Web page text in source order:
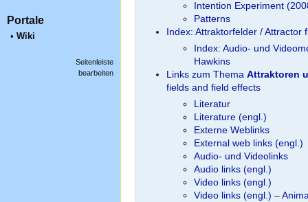
Portale
• Wiki
Seitenleiste
bearbeiten
Intention Experiment
Patterns
Index: Attraktorfelder /
Index: Audio- und
Hawkins
Links zum Thema Attraktoren
fields and field effects
Literatur
Literature (engl.)
Externe Weblinks
External web links (engl.)
Audio- und Videolinks
Audio links (engl.)
Video links (engl.)
Video links (engl.) –